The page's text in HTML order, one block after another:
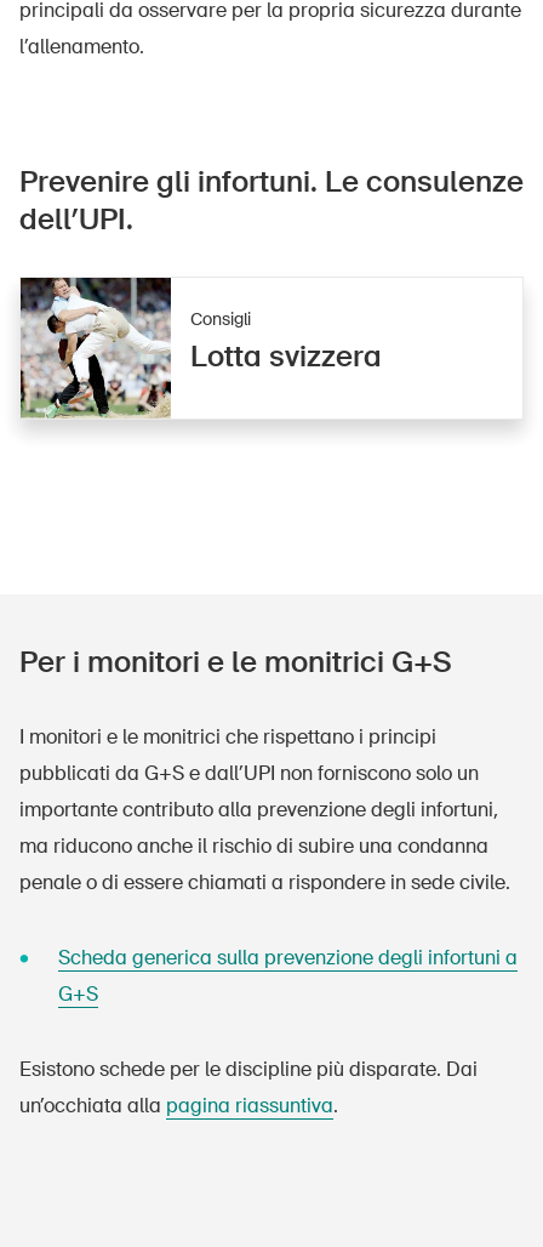
principali da osservare per la propria sicurezza durante
l’allenamento.
Prevenire gli infortuni. Le consulenze
dell’UPI.
Consigli
Lotta svizzera
Per i monitori e le monitrici G+S
I monitori e le monitrici che rispettano i principi
pubblicati da G+S e dall’UPI non forniscono solo un
importante contributo alla prevenzione degli infortuni,
ma riducono anche il rischio di subire una condanna
penale o di essere chiamati a rispondere in sede civile.
Scheda generica sulla prevenzione degli infortuni a
G+S
Esistono schede per le discipline più disparate. Dai
un’occhiata alla pagina riassuntiva.